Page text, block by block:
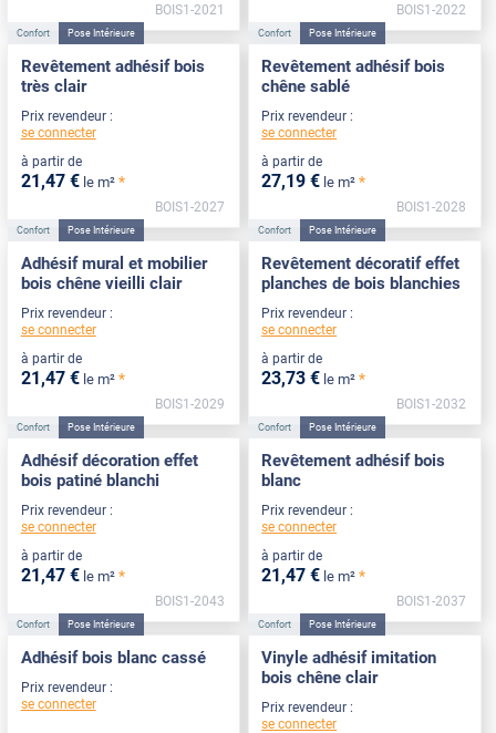
BOIS1-2021 BOIS1-2022
Confort Pose Intérieure
Revêtement adhésif bois
très clair
Prix revendeur :
se connecter
à partir de
21,47 € le m² *
BOIS1-2027
Confort Pose Intérieure
Revêtement adhésif bois
chêne sablé
Prix revendeur :
se connecter
à partir de
27,19 € le m² *
BOIS1-2028
Confort Pose Intérieure
Adhésif mural et mobilier
bois chêne vieilli clair
Prix revendeur :
se connecter
à partir de
21,47 € le m² *
BOIS1-2029
Confort Pose Intérieure
Revêtement décoratif effet
planches de bois blanchies
Prix revendeur :
se connecter
à partir de
23,73 € le m² *
BOIS1-2032
Confort Pose Intérieure
Adhésif décoration effet
bois patiné blanchi
Prix revendeur :
se connecter
à partir de
21,47 € le m² *
BOIS1-2043
Confort Pose Intérieure
Revêtement adhésif bois
blanc
Prix revendeur :
se connecter
à partir de
21,47 € le m² *
BOIS1-2037
Confort Pose Intérieure
Adhésif bois blanc cassé
Prix revendeur :
se connecter
Confort Pose Intérieure
Vinyle adhésif imitation
bois chêne clair
Prix revendeur :
se connecter